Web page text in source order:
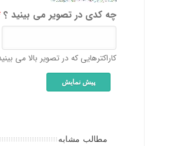
چه کدی در تصویر می بینید ؟*
کاراکترهایی که در تصویر بالا می بینید
مطالب مشابه